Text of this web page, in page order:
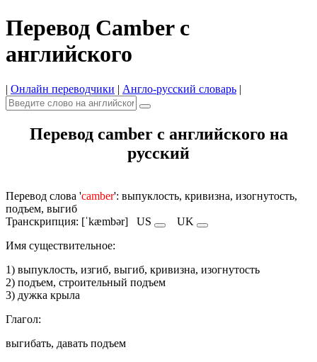
Перевод Camber с
английского
| Онлайн переводчики | Англо-русский словарь |
Перевод camber с английского на
русский
Перевод слова 'camber': выпуклость, кривизна, изогнутость,
подъем, выгиб
Транскрипция: [ˈkæmbər] US
UK
Имя cуществительное:
1) выпуклость, изгиб, выгиб, кривизна, изогнутость
2) подъем, строительный подъем
3) дужка крыла
Глагол:
выгибать, давать подъем